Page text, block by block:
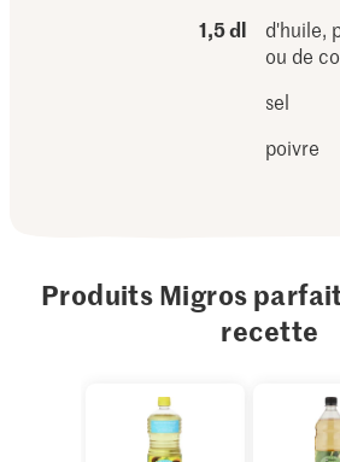
1,5 dl
d'huile,
ou de
sel
poivre
Produits Migros
recette